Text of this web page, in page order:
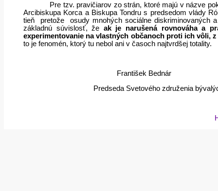
Pre tzv. pravičiarov zo strán, ktoré majú v názve
Arcibiskupa Korca a Biskupa Tondru s predsedom vlády
tieň
pretože osudy mnohých sociálne diskriminovaných
základnú súvislosť, že ak je narušená rovnováha a
experimentovanie na vlastných občanoch proti ich vôli,
to je fenomén, ktorý tu nebol ani v časoch najtvrdšej totality.
František Bednár
Predseda Svetového združenia